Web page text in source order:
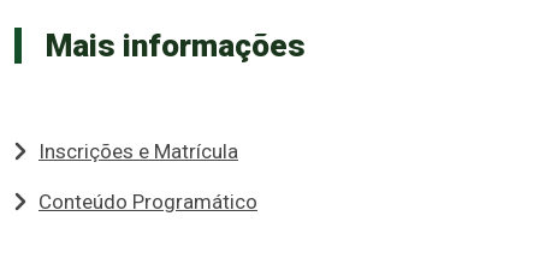
Mais informações
Inscrições e Matrícula
Conteúdo Programático